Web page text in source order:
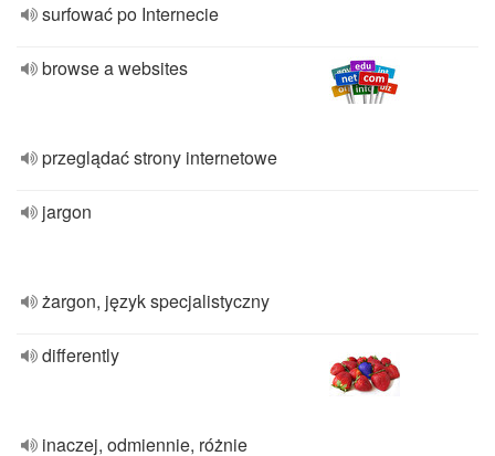
surfować po Internecie
browse a websites
przeglądać strony internetowe
jargon
żargon, język specjalistyczny
differently
inaczej, odmiennie, różnie